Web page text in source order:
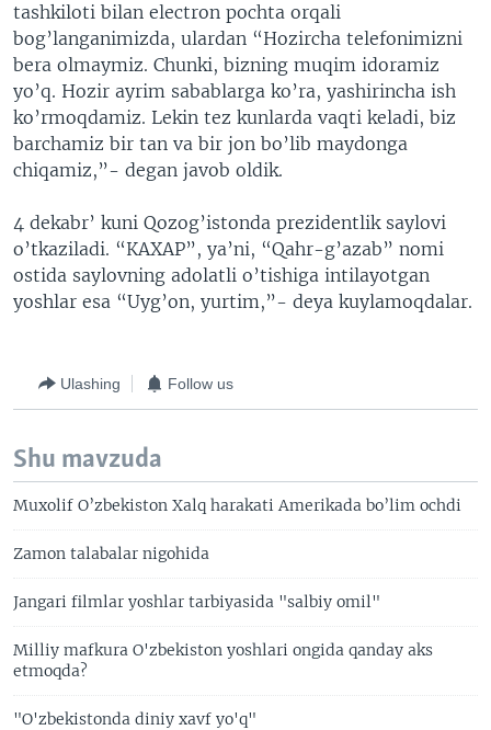
tashkiloti bilan electron pochta orqali
bog’langanimizda, ulardan “Hozircha telefonimizni
bera olmaymiz. Chunki, bizning muqim idoramiz
yo’q. Hozir ayrim sabablarga ko’ra, yashirincha ish
ko’rmoqdamiz. Lekin tez kunlarda vaqti keladi, biz
barchamiz bir tan va bir jon bo’lib maydonga
chiqamiz,”- degan javob oldik.
4 dekabr’ kuni Qozog’istonda prezidentlik saylovi
o’tkaziladi. “КAXAP”, ya’ni, “Qahr-g’azab” nomi
ostida saylovning adolatli o’tishiga intilayotgan
yoshlar esa “Uyg’on, yurtim,”- deya kuylamoqdalar.
Ulashing Follow us
Shu mavzuda
Muxolif O’zbekiston Xalq harakati Amerikada bo’lim ochdi
Zamon talabalar nigohida
Jangari filmlar yoshlar tarbiyasida "salbiy omil"
Milliy mafkura O'zbekiston yoshlari ongida qanday aks
etmoqda?
"O'zbekistonda diniy xavf yo'q"